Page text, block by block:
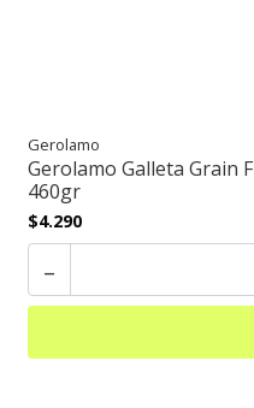
Gerolamo
Gerolamo Galleta Grain
460gr
$4.290
-